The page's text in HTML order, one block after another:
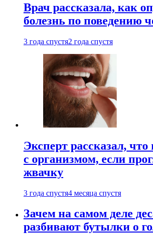
Врач рассказала, как
болезнь по поведению
3 года спустя2 года спустя
Эксперт рассказал, что
с организмом, если
жвачку
3 года спустя4 месяца спустя
Зачем на самом деле
разбивают бутылки о